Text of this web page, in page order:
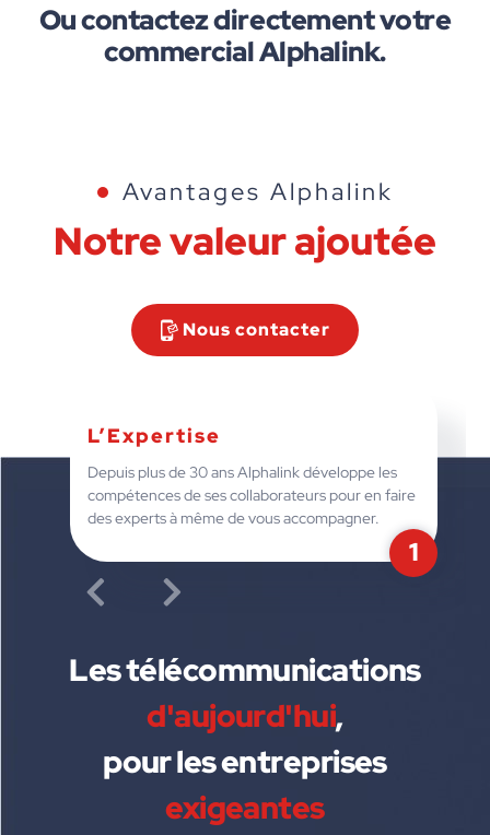
Ou contactez directement votre
commercial Alphalink.
Avantages Alphalink
Notre valeurajoutée
Nous contacter
L’Expertise
Depuis plus de 30 ans Alphalink développe les
compétences de ses collaborateurs pour en faire
des experts à même de vous accompagner.
1
Les télécommunications
d'aujourd'hui,
pour les entreprises
exigeantes